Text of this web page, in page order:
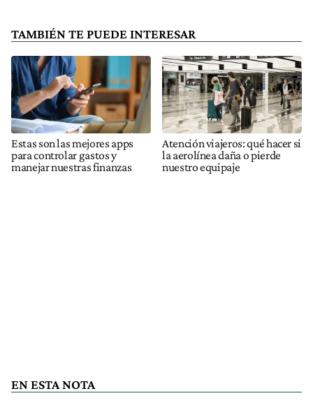
TAMBIÉN TE PUEDE INTERESAR
Estas son las mejores apps
para controlar gastos y
manejar nuestras finanzas
Atención viajeros: qué hacer si
la aerolínea daña o pierde
nuestro equipaje
EN ESTA NOTA